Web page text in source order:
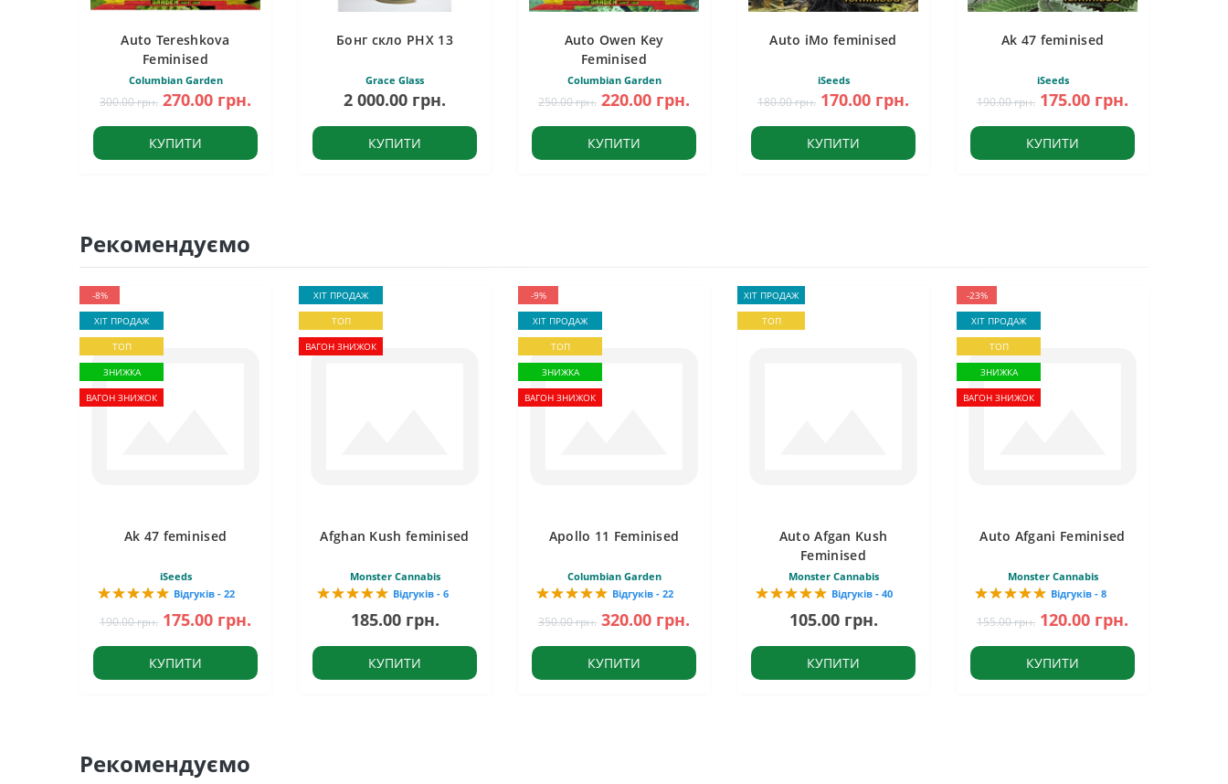
Auto Tereshkova
Feminised
Columbian Garden
300.00 грн. 270.00 грн.
КУПИТИ
Бонг скло PHX 13
Grace Glass
2 000.00 грн.
КУПИТИ
Auto Owen Key
Feminised
Columbian Garden
250.00 грн. 220.00 грн.
КУПИТИ
Auto iMo feminised
iSeeds
180.00 грн. 170.00 грн.
КУПИТИ
Ak 47 feminised
iSeeds
190.00 грн. 175.00 грн.
КУПИТИ
Рекомендуємо
-8%
ХІТ ПРОДАЖ
ТОП
ЗНИЖКА
ВАГОН ЗНИЖОК
Ak 47 feminised
iSeeds
Відгуків - 22
190.00 грн. 175.00 грн.
КУПИТИ
ХІТ ПРОДАЖ
ТОП
ВАГОН ЗНИЖОК
Afghan Kush feminised
Monster Cannabis
Відгуків - 6
185.00 грн.
КУПИТИ
-9%
ХІТ ПРОДАЖ
ТОП
ЗНИЖКА
ВАГОН ЗНИЖОК
Apollo 11 Feminised
Columbian Garden
Відгуків - 22
350.00 грн. 320.00 грн.
КУПИТИ
ХІТ ПРОДАЖ
ТОП
Auto Afgan Kush
Feminised
Monster Cannabis
Відгуків - 40
105.00 грн.
КУПИТИ
-23%
ХІТ ПРОДАЖ
ТОП
ЗНИЖКА
ВАГОН ЗНИЖОК
Auto Afgani Feminised
Monster Cannabis
Відгуків - 8
155.00 грн. 120.00 грн.
КУПИТИ
Рекомендуємо